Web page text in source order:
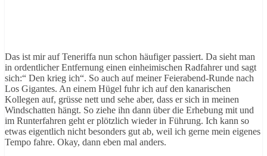
Das ist mir auf Teneriffa nun schon häufiger passiert. Da sieht man
in ordentlicher Entfernung einen einheimischen Radfahrer und sagt
sich:“ Den krieg ich“. So auch auf meiner Feierabend-Runde nach
Los Gigantes. An einem Hügel fuhr ich auf den kanarischen
Kollegen auf, grüsse nett und sehe aber, dass er sich in meinen
Windschatten hängt. So ziehe ihn dann über die Erhebung mit und
im Runterfahren geht er plötzlich wieder in Führung. Ich kann so
etwas eigentlich nicht besonders gut ab, weil ich gerne mein eigenes
Tempo fahre. Okay, dann eben mal anders.